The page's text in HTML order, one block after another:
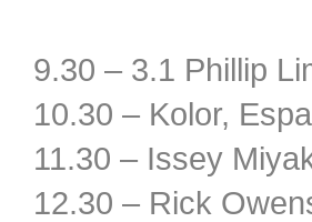
9.30 – 3.1 Phillip
10.30 – Kolor,
11.30 – Issey
12.30 – Rick